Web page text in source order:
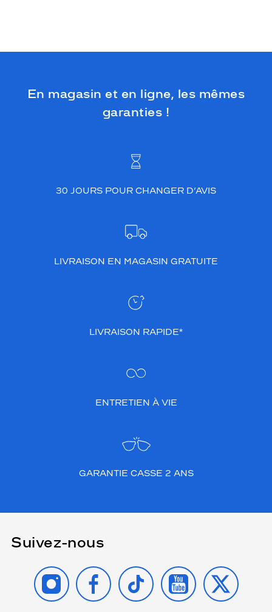
En magasin et en ligne, les mêmes
garanties !
30 JOURS POUR CHANGER D’AVIS
LIVRAISON EN MAGASIN GRATUITE
LIVRAISON RAPIDE*
ENTRETIEN À VIE
GARANTIE CASSE 2 ANS
Suivez-nous
INSTAGRAMFACEBOOK
TIKTOK YOUTUBE
X